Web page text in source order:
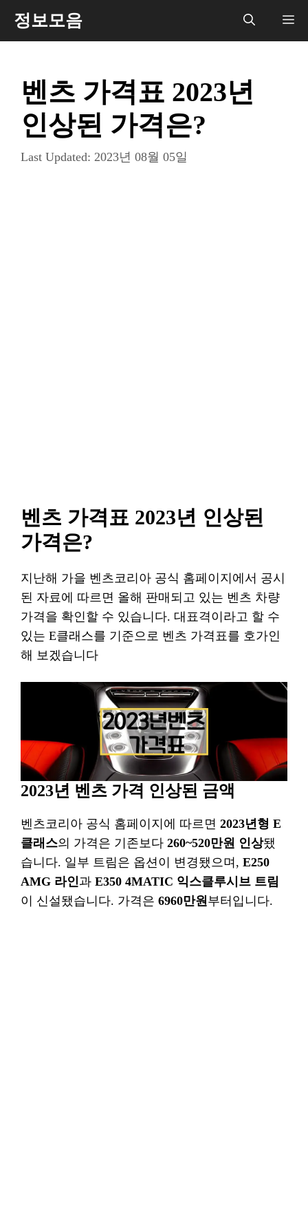
정보모음 메
벤츠 가격표 2023년
인상된 가격은?
Last Updated: 2023년 08월 05일
벤츠 가격표 2023년 인상된
가격은?
지난해 가을 벤츠코리아 공식 홈페이지에서 공시
된 자료에 따르면 올해 판매되고 있는 벤츠 차량
가격을 확인할 수 있습니다. 대표격이라고 할 수
있는 E클래스를 기준으로 벤츠 가격표를 호가인
해 보겠습니다
2023년 벤츠 가격 인상된 금액
벤츠코리아 공식 홈페이지에 따르면 2023년형 E
클래스의 가격은 기존보다 260~520만원 인상됐
습니다. 일부 트림은 옵션이 변경됐으며, E250
AMG 라인과 E350 4MATIC 익스클루시브 트림
이 신설됐습니다. 가격은 6960만원 부터입니다.